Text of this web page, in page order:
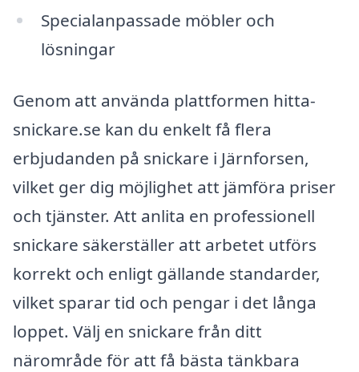
Specialanpassade möbler och
lösningar
Genom att använda plattformen hitta-
snickare.se kan du enkelt få flera
erbjudanden på snickare i Järnforsen,
vilket ger dig möjlighet att jämföra priser
och tjänster. Att anlita en professionell
snickare säkerställer att arbetet utförs
korrekt och enligt gällande standarder,
vilket sparar tid och pengar i det långa
loppet. Välj en snickare från ditt
närområde för att få bästa tänkbara